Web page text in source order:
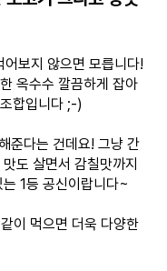
어보지 않으면 모릅니다!
옥수수 깔끔하게 잡아
합입니다 ;-)
준다는 건데요! 그냥 간
도 살면서 감칠맛까지
1등 공신이랍니다~
이 먹으면 더욱 다양한